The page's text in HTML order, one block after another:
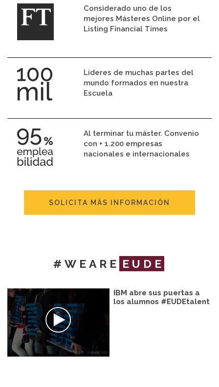
Considerado uno de los
mejores Másteres Online por el
Listing Financial Times
Líderes de muchas partes del
mundo formados en nuestra
Escuela
Al terminar tu máster. Convenio
con + 1.200 empresas
nacionales e internacionales
SOLICITA MÁS INFORMACIÓN
#WEARE EUDE
IBM abre sus puertas a
los alumnos #EUDEtalent